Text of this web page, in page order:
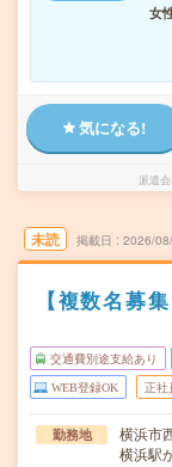
女
気になる!
派遣会
未読 掲載日 2026/
【複数名募
交通費別途支給あり
WEB登録OK 正社
勤務地
横浜市
横浜駅